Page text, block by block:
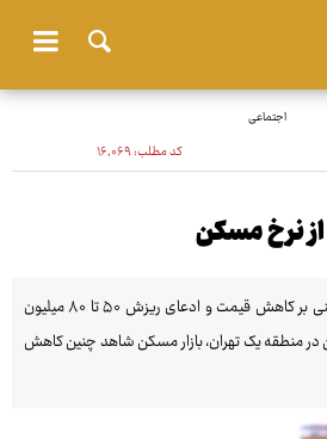
اجتماعی
کد مطلب:۱۶٬۰۶۹
نرخ مسکن
به‌رغم اخباری که منتشر شد مبنی بر کاهش قیمت و ادعای ریزش ۵۰ تا ۸۰ میلیون
منطقه یک تهران، بازار مسکن شاهد چنین کاهش